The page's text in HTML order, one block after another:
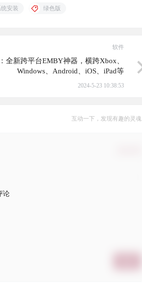
统安装 绿色版
软件
全新跨平台EMBY神器，横跨Xbox、
Windows、Android、iOS、iPad等
2024-5-23 10:38:53
互动一下，发现有趣的灵魂
论